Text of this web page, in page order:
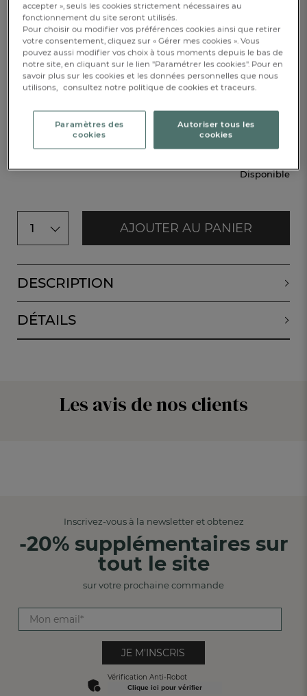
FR DE
AT
Réf : 994943601
100% laine
Taille unique
Disponible
CHF. 114.-
1 AJOUTER AU PANIER
DESCRIPTION
DÉTAILS
Les avis de nos clients
Inscrivez-vous à la newsletter et obtenez
-20% supplémentaires sur
tout le site
sur votre prochaine commande
JE M'INSCRIS
Vérification Anti-Robot
Clique ici pour vérifier
accepter », seuls les cookies strictement nécessaires au
fonctionnement du site seront utilisés.
Pour choisir ou modifier vos préférences cookies ainsi que retirer
votre consentement, cliquez sur « Gérer mes cookies ». Vous
pouvez aussi modifier vos choix à tous moments depuis le bas de
notre site, en cliquant sur le lien "Paramétrer les cookies". Pour en
savoir plus sur les cookies et les données personnelles que nous
utilisons, consultez notre politique de cookies et traceurs.
Paramètres des
cookies
Autoriser tous les
cookies